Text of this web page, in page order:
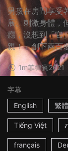
男孩在房間享受
展、刺激身體
癮，沒想到「它
親！」創下兩百
1m菲律賓2021
字幕
English
繁
Tiếng Việt
français